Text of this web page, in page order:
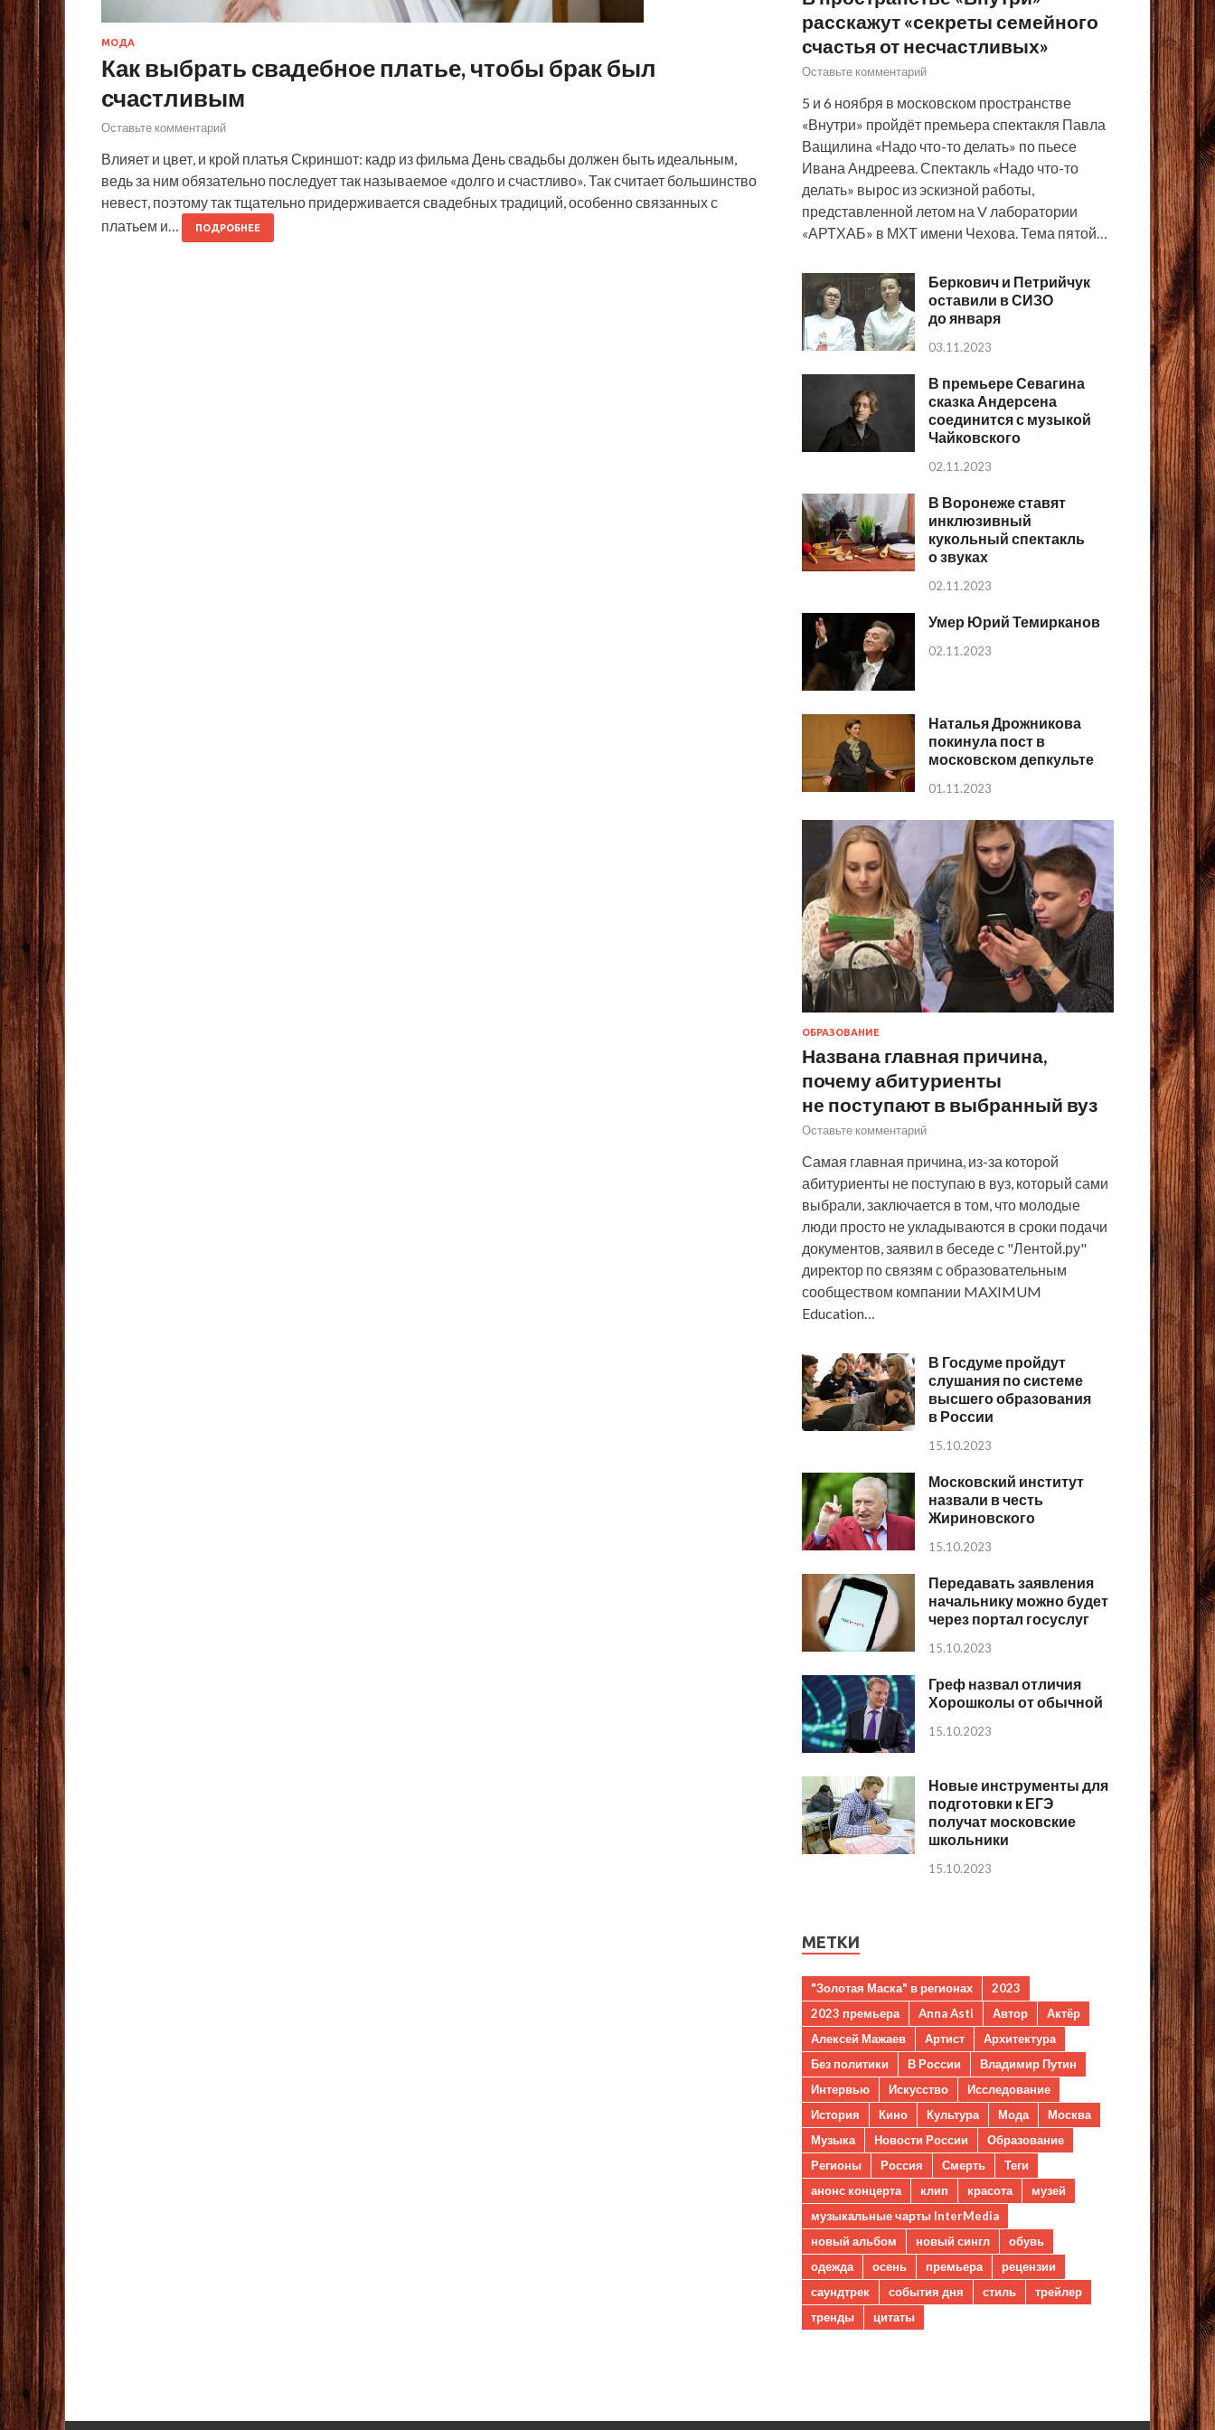
МОДА
Как выбрать свадебное платье, чтобы брак был
счастливым
Оставьте комментарий
Влияет и цвет, и крой платья Скриншот: кадр из фильма День свадьбы должен быть идеальным,
ведь за ним обязательно последует так называемое «долго и счастливо». Так считает большинство
невест, поэтому так тщательно придерживается свадебных традиций, особенно связанных с
платьем и…
ПОДРОБНЕЕ
расскажут «секреты семейного
счастья от несчастливых»
Оставьте комментарий
5 и 6 ноября в московском пространстве
«Внутри» пройдёт премьера спектакля Павла
Ващилина «Надо что-то делать» по пьесе
Ивана Андреева. Спектакль «Надо что-то
делать» вырос из эскизной работы,
представленной летом на V лаборатории
«АРТХАБ» в МХТ имени Чехова. Тема пятой…
Беркович и Петрийчук
оставили в СИЗО
до января
03.11.2023
В премьере Севагина
сказка Андерсена
соединится с музыкой
Чайковского
02.11.2023
В Воронеже ставят
инклюзивный
кукольный спектакль
о звуках
02.11.2023
Умер Юрий Темирканов
02.11.2023
Наталья Дрожникова
покинула пост в
московском депкульте
01.11.2023
ОБРАЗОВАНИЕ
Названа главная причина,
почему абитуриенты
не поступают в выбранный вуз
Оставьте комментарий
Самая главная причина, из-за которой
абитуриенты не поступаю в вуз, который сами
выбрали, заключается в том, что молодые
люди просто не укладываются в сроки подачи
документов, заявил в беседе с "Лентой.ру"
директор по связям с образовательным
сообществом компании MAXIMUM
Education…
В Госдуме пройдут
слушания по системе
высшего образования
в России
15.10.2023
Московский институт
назвали в честь
Жириновского
15.10.2023
Передавать заявления
начальнику можно будет
через портал госуслуг
15.10.2023
Греф назвал отличия
Хорошколы от обычной
15.10.2023
Новые инструменты для
подготовки к ЕГЭ
получат московские
школьники
15.10.2023
МЕТКИ
"Золотая Маска" в регионах
2023
2023 премьера
Anna Asti Автор
Актёр
Алексей Мажаев
Артист
Архитектура
Без политики
В России
Владимир Путин
Интервью
Искусство
Исследование
История
Кино Культура Мода
Москва
Музыка
Новости России
Образование
Регионы
Россия Смерть
Теги
анонс концерта
клип красота
музей
музыкальные чарты InterMedia
новый альбом
новый сингл
обувь
одежда
осень премьера
рецензии
саундтрек
события дня стиль
трейлер
тренды
цитаты